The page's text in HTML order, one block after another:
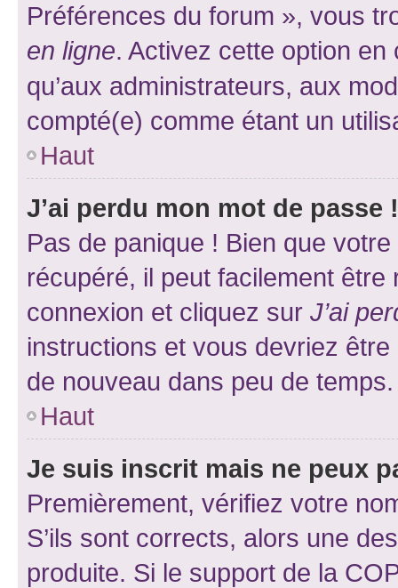
Préférences du forum », vous
en ligne. Activez cette option
qu’aux administrateurs, aux
compté(e) comme étant un
Haut
J’ai perdu mon mot de passe !
Pas de panique ! Bien que
récupéré, il peut facilement
connexion et cliquez sur J’ai
instructions et vous devriez
de nouveau dans peu de temps.
Haut
Je suis inscrit mais ne peux
Premièrement, vérifiez votre
S’ils sont corrects, alors une
produite. Si le support de la